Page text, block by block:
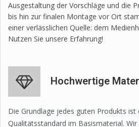
Ausgestaltung der Vorschläge und die
bis hin zur finalen Montage vor Ort
einer verlässlichen Quelle: dem
Nutzen Sie unsere Erfahrung!
Hochwertige
Die Grundlage jedes guten Produkts ist
Qualitätsstandard im Basismaterial.